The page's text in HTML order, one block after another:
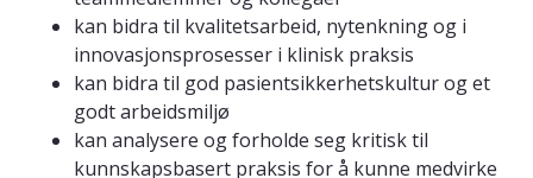
kan bidra til kvalitetsarbeid, nytenkning og i
innovasjonsprosesser i klinisk praksis
kan bidra til god pasientsikkerhetskultur og et
godt arbeidsmiljø
kan analysere og forholde seg kritisk til
kunnskapsbasert praksis for å kunne medvirke